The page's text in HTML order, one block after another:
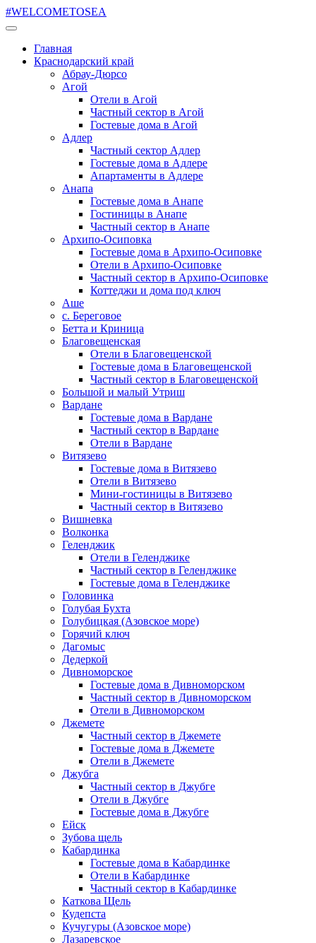
#WELCOMETOSEA
Главная
Краснодарский край
Абрау-Дюрсо
Агой
Отели в Агой
Частный сектор в Агой
Гостевые дома в Агой
Адлер
Частный сектор Адлер
Гостевые дома в Адлере
Апартаменты в Адлере
Анапа
Гостевые дома в Анапе
Гостиницы в Анапе
Частный сектор в Анапе
Архипо-Осиповка
Гостевые дома в Архипо-Осиповке
Отели в Архипо-Осиповке
Частный сектор в Архипо-Осиповке
Коттеджи и дома под ключ
Аше
с. Береговое
Бетта и Криница
Благовещенская
Отели в Благовещенской
Гостевые дома в Благовещенской
Частный сектор в Благовещенской
Большой и малый Утриш
Вардане
Гостевые дома в Вардане
Частный сектор в Вардане
Отели в Вардане
Витязево
Гостевые дома в Витязево
Отели в Витязево
Мини-гостиницы в Витязево
Частный сектор в Витязево
Вишневка
Волконка
Геленджик
Отели в Геленджике
Частный сектор в Геленджике
Гостевые дома в Геленджике
Головинка
Голубая Бухта
Голубицкая (Азовское море)
Горячий ключ
Дагомыс
Дедеркой
Дивноморское
Гостевые дома в Дивноморском
Частный сектор в Дивноморском
Отели в Дивноморском
Джемете
Частный сектор в Джемете
Гостевые дома в Джемете
Отели в Джемете
Джубга
Частный сектор в Джубге
Отели в Джубге
Гостевые дома в Джубге
Ейск
Зубова щель
Кабардинка
Гостевые дома в Кабардинке
Отели в Кабардинке
Частный сектор в Кабардинке
Каткова Щель
Кудепста
Кучугуры (Азовское море)
Лазаревское